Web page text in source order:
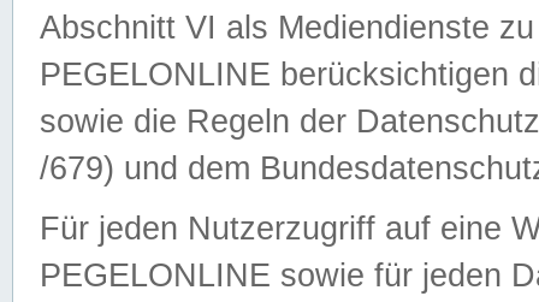
Abschnitt VI als Mediendienste
PEGELONLINE berücksichtigen
sowie die Regeln der
/679) und dem
Für jeden Nutzerzugriff auf eine
PEGELONLINE sowie für jeden